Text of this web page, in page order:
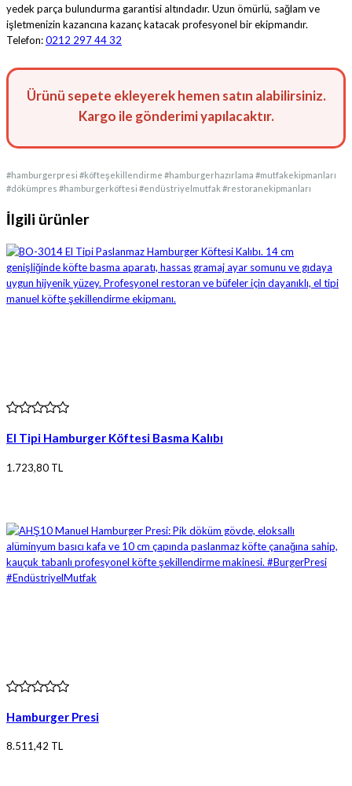
yedek parça bulundurma garantisi altındadır. Uzun ömürlü, sağlam ve
işletmenizin kazancına kazanç katacak profesyonel bir ekipmandır.
Telefon:0212 297 44 32
Ürünü sepete ekleyerek hemen satın alabilirsiniz.
Kargo ile gönderimi yapılacaktır.
#hamburgerpresi #köfteşekillendirme #hamburgerhazırlama #mutfakekipmanları
#dökümpres #hamburgerköftesi #endüstriyelmutfak #restoranekipmanları
İlgili ürünler
El Tipi Hamburger Köftesi Basma Kalıbı
1.723,80 TL
Hamburger Presi
8.511,42 TL